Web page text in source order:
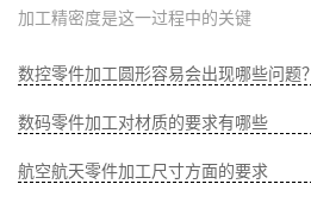
加工精密度是这一过程中的关键
数控零件加工圆形容易会出现哪些问题？
数码零件加工对材质的要求有哪些
航空航天零件加工尺寸方面的要求